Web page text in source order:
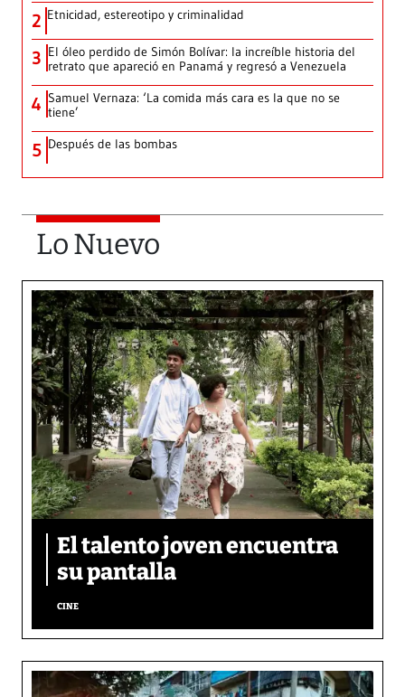
2 Etnicidad, estereotipo y criminalidad
3 El óleo perdido de Simón Bolívar: la increíble historia del
retrato que apareció en Panamá y regresó a Venezuela
4 Samuel Vernaza: ‘La comida más cara es la que no se
tiene’
5 Después de las bombas
Lo Nuevo
El talento joven encuentra
su pantalla​
CINE